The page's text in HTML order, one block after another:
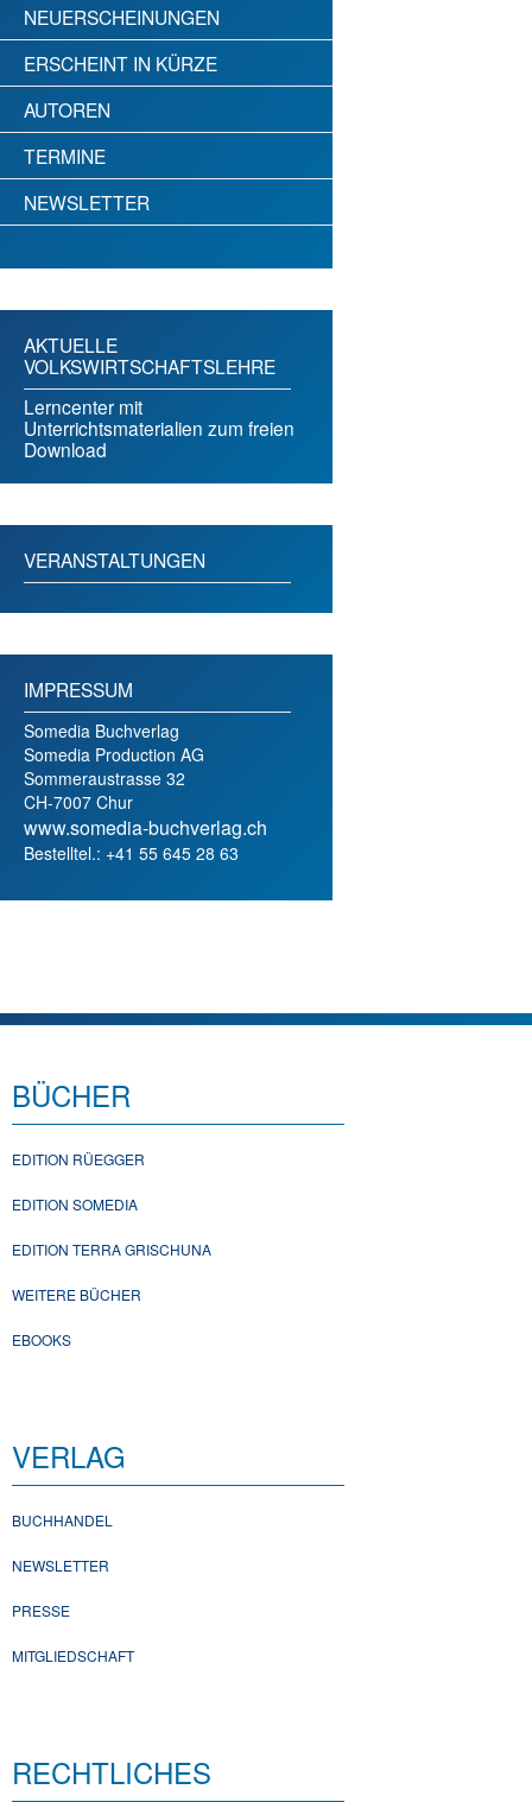
NEUERSCHEINUNGEN
ERSCHEINT IN KÜRZE
AUTOREN
TERMINE
NEWSLETTER
AKTUELLE
VOLKSWIRTSCHAFTSLEHRE
Lerncenter mit
Unterrichtsmaterialien zum freien
Download
VERANSTALTUNGEN
IMPRESSUM
Somedia Buchverlag
Somedia Production AG
Sommeraustrasse 32
CH-7007 Chur
www.somedia-buchverlag.ch
Bestelltel.: +41 55 645 28 63
BÜCHER
EDITION RÜEGGER
EDITION SOMEDIA
EDITION TERRA GRISCHUNA
WEITERE BÜCHER
EBOOKS
VERLAG
BUCHHANDEL
NEWSLETTER
PRESSE
MITGLIEDSCHAFT
RECHTLICHES